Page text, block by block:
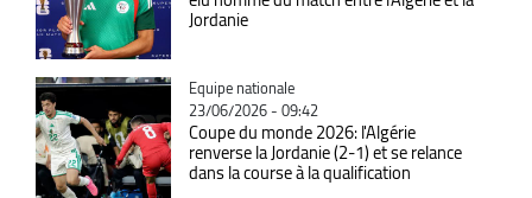
Jordanie
Catégorie
Equipe nationale
23/06/2026 - 09:42
Coupe du monde 2026: l'Algérie
renverse la Jordanie (2-1) et se relance
dans la course à la qualification